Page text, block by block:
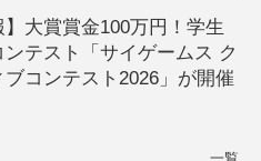
】大賞賞金100万円！学生
ンテスト「サイゲームス ク
ブコンテスト2026」が開催